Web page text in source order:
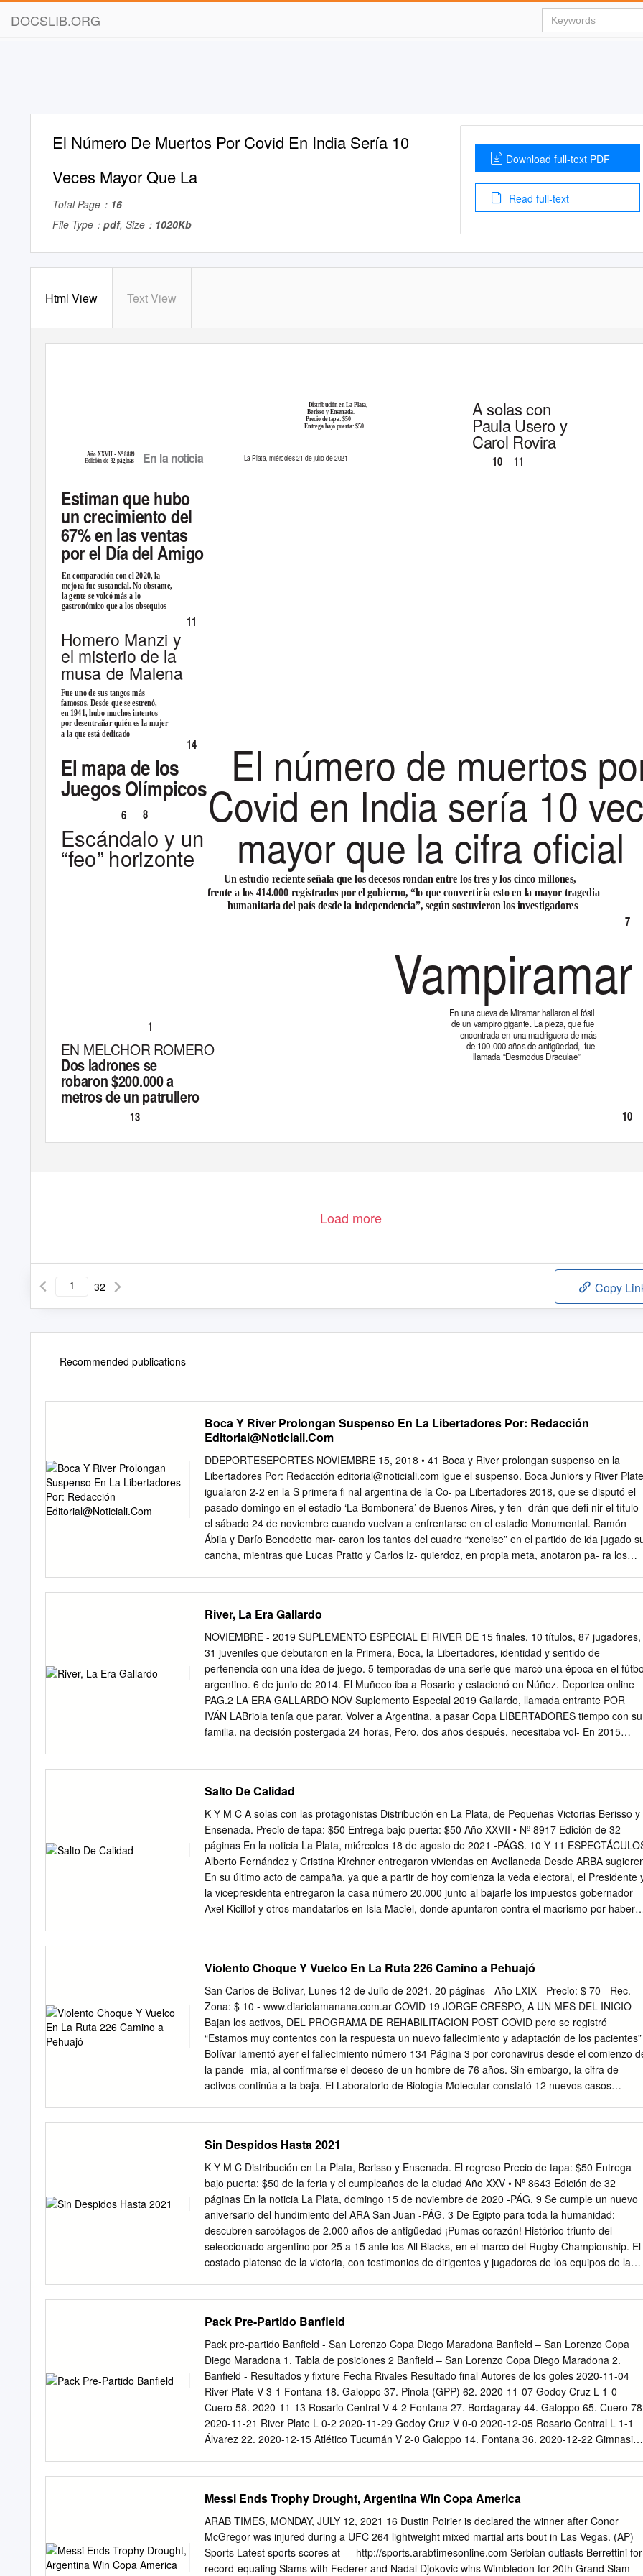
DOCSLIB.ORG
El Número De Muertos Por Covid En India Sería 10
Veces Mayor Que La
Total Page： 16
File Type： pdf, Size： 1020Kb
Download full-text PDF
Read full-text
Html View Text View
Distribución en La Plata,
Berisso y Ensenada.
A solas con
Paula Usero y
Carol Rovira
Precio de tapa: $50
Entrega bajo puerta: $50
Año XXVII • Nº 8889
Edición de 32 páginas La Plata, miércoles 21 de julio de 2021
En la noticia 11
10
Estiman que hubo
un crecimiento del
67% en las ventas
por el Día del Amigo
En comparación con el 2020, la
mejora fue sustancial. No obstante,
la gente se volcó más a lo
gastronómico que a los obsequios
11
14
Homero Manzi y
el misterio de la
musa de Malena
Fue uno de sus tangos más
famosos. Desde que se estrenó,
en 1941, hubo muchos intentos
por desentrañar quién es la mujer
a la que está dedicado
El mapa de los El número de muertos
Covid en India sería 10
mayor que la cifra oficial
Juegos Olímpicos
8
6
Escándalo y un
“feo” horizonte
Un estudio reciente señala que los decesos rondan entre los tres y los cinco millones,
frente a los 414.000 registrados por el gobierno, “lo que convertiría esto en la mayor tragedia
humanitaria del país desde la independencia”, según sostuvieron los investigadores
7
Vampiramar
En una cueva de Miramar hallaron el fósil
de un vampiro gigante. La pieza, que fue
encontrada en una madriguera de más
de 100.000 años de antigüedad, fue
llamada “Desmodus Draculae”
1
EN MELCHOR ROMERO
Dos ladrones se
robaron $200.000 a
metros de un patrullero
10
13
Load more
32 Copy
Recommended publications
Boca Y River Prolongan Suspenso En La Libertadores Por: Redacción
Editorial@Noticiali.Com
DDEPORTESEPORTES NOVIEMBRE 15, 2018 • 41 Boca y River prolongan suspenso en la
Libertadores Por: Redacción editorial@noticiali.com igue el suspenso. Boca Juniors y River Plate
igualaron 2-2 en la S primera fi nal argentina de la Co- pa Libertadores 2018, que se disputó el
pasado domingo en el estadio ‘La Bombonera’ de Buenos Aires, y ten- drán que defi nir el título
el sábado 24 de noviembre cuando vuelvan a enfrentarse en el estadio Monumental. Ramón
Ábila y Darío Benedetto mar- caron los tantos del cuadro “xeneise” en el partido de ida jugado
cancha, mientras que Lucas Pratto y Carlos Iz- quierdoz, en propia meta, anotaron pa- ra los
inicial de River Plate en la primera ﬁ nal entre equipos argentinos jugada en ‘La Bombonera’ de
Buenos Aires. rada del portero Agustín Rossi sobre su ángulo superior izquierdo para desviar
balón le quedó a Ramón Ábila que sacó ángulo superior izquierdo de Armani triunfo cuando
Tevez dejó solo a Be- el balón al tiro de esquina. un furibundo disparo de derecha que y dejar
ventaja a Boca. nedetto frente a la portería, pero una Justamente de ese córner llegó un gol-
desvió el portero Franco Armani pero En el complemento, River apeló al intervención
espectacular de Armani pe de cabeza de Lucas Martínez Quarta cuyo rebote capturó el propio
Ábila pa- valor del juego colectivo para llegar al selló el 2-2 fi nal.
River, La Era Gallardo
NOVIEMBRE - 2019 SUPLEMENTO ESPECIAL El RIVER DE 15 finales, 10 títulos, 87 jugadores,
31 juveniles que debutaron en la Primera, Boca, la Libertadores, identidad y sentido de
pertenencia con una idea de juego. 5 temporadas de una serie que marcó una época en el
argentino. 6 de junio de 2014. El Muñeco iba a Rosario y estacionó en Núñez. Deportea online
PAG.2 LA ERA GALLARDO NOV Suplemento Especial 2019 Gallardo, llamada entrante POR
IVÁN LABriola tenía que parar. Volver a Argentina, a pasar Copa LIBERTADORES tiempo con su
familia. na decisión postergada 24 horas, Pero, dos años después, necesitaba vol- En 2015
proyecto que lo sedujo, por su idea y ida y 3 a 1 en Madrid). En 2019, ante Esos son los detalles
que definieron el buen metodología de trabajo basado en la im- Flamengo en Lima, se le
la presente del que hoy disfruta todo River. portancia de las divisiones juveniles, fue tercera.
Detalles que, de haberse modificado de el de Newell’s Old Boys, que buscaba un alguna mínima
manera, nunca hubieran reemplazante para Alfredo Berti. copa SudaMericaNA unido a Marcelo
Gallardo con la entidad El Muñeco aceptó reunirse el miérco- millonaria.
Salto De Calidad
K Y M C A solas con las protagonistas Distribución en La Plata, de Pequeñas Victorias Berisso y
Ensenada. Precio de tapa: $50 Entrega bajo puerta: $50 Año XXVII • Nº 8917 Edición de 32
páginas En la noticia La Plata, miércoles 18 de agosto de 2021 -PÁGS. 10 Y 11
Alberto Fernández y Cristina Kirchner entregaron viviendas en Avellaneda Desde ARBA
En su último acto de campaña, ya que a partir de hoy comienza la veda electoral, el Presidente
la vicepresidenta entregaron la casa número 20.000 junto al bajarle los impuestos gobernador
Axel Kicillof y otros mandatarios en Isla Maciel, donde apuntaron contra el macrismo por haber
cambio lo que pagan las grandes empresas La Provincia invertirá -PÁG. 2 $5.300 millones en
obras para la ruta 6 Una ciudad sin -PÁG. 4 semáforos y con Más de 2 millones de argentinos
apostaron cables colgando Desde las primeras horas de por el turismo este martes hubo
complicaciones -PÁG. 9 en 7 y 520, en boulevard 84 y diagonal 73, y en 1 y 72, por el mal
Tomás Guido el mejor funcionamiento de los semáforos. amigo de San Martín Además, en 10 y
39 aparecieron cables quemados sueltos Tras conmemorarse el 171° aniversario de su
fallecimiento, -PÁG. 12 el general José de San Martín sigue dando que hablar y lo hará por
mucho tiempo más -PÁG.
Violento Choque Y Vuelco En La Ruta 226 Camino a Pehuajó
San Carlos de Bolívar, Lunes 12 de Julio de 2021. 20 páginas - Año LXIX - Precio: $ 70 - Rec.
Zona: $ 10 - www.diariolamanana.com.ar COVID 19 JORGE CRESPO, A UN MES DEL INICIO
Bajan los activos, DEL PROGRAMA DE REHABILITACION POST COVID pero se registró
“Estamos muy contentos con la respuesta un nuevo fallecimiento y adaptación de los pacientes”
Bolívar lamentó ayer el fallecimiento número 134 Página 3 por coronavirus desde el comienzo
la pande- mia, al confirmarse el deceso de un hombre de 76 años. Sin embargo, la cifra de
activos continúa a la baja. El Laboratorio de Biología Molecular constató 12 nuevos casos
actuales descendió a 214. HONORABLE CONCEJO DELIBERANTE HOY 12.30 HORAS La
Séptima sesión puede ser la última antes de que se sepa quiénes serán candidatos a las
en las PASO AYER, CUANDO ASOMABA LA NOCHE Página 4 Violento choque y vuelco
CÁMARA COMERCIAL E INDUSTRIAL Ofrecerán un nuevo en la ruta 226 camino a Pehuajó
Uno de los involucrados fue localizado recién dos horas después. Había permanecido a unos
400 metros del Workshop digital accidente posiblemente en estado de shock. Fue llevado al
hospital sin lesiones de gravedad. Página 2 FUTBOL – 12ª FECHA de la mano DEL TORNEO
FEDERAL A de Gaby Menta Un tiempo Página 5 EUROCOPA le alcanzó a Olimpo Italia silenció
buscaba in- 19 horas de ayer, a la al- ahora se desconocen, a tensamente al conduc- tura del
kilómetro 412 de una camioneta Fiat Toro tor de uno de los vehí- la Ruta Nacional 226.
Sin Despidos Hasta 2021
K Y M C Distribución en La Plata, Berisso y Ensenada. El regreso Precio de tapa: $50 Entrega
bajo puerta: $50 de la feria y el cumpleaños de la ciudad Año XXV • Nº 8643 Edición de 32
páginas En la noticia La Plata, domingo 15 de noviembre de 2020 -PÁG. 9 Se cumple un nuevo
aniversario del hundimiento del ARA San Juan -PÁG. 3 De Egipto para toda la humanidad:
descubren sarcófagos de 2.000 años de antigüedad ¡Pumas corazón! Histórico triunfo del
seleccionado argentino por 25 a 15 ante los All Blacks, en el marco del Rugby Championship. El
costado platense de la victoria, con testimonios de dirigentes y jugadores de los equipos de la
rayo quebró la festejó River formalidad en la TV para Horror: una mujer de darle inicio a una
nueva Olmos estuvo casi dos forma de producir semanas secuestrada -PÁG. 12 E
SPECTÁCULOS -PÁG. 8 E L CLÁSICO -PÁG. 13 TRAMA URBANA K Y 2 LA PLATA, DOMINGO
15 DE NOVIEMBRE DE 2020 M C El Presupuesto 2021 pone fin al desfinanciamiento Hoy x Hoy
24 educativo de 4 años” Breves con toda la información Nicolás Trotta, ministro de Educación de
la Nación Despliegan fuerzas federales Provincia: se prevé para 2021 un aumento del por una
denuncia de supuesta amenaza terrorista 43% de las transferencias por coparticipación El
Ministerio de Seguridad inició
Pack Pre-Partido Banfield
Pack pre-partido Banfield - San Lorenzo Copa Diego Maradona Banfield – San Lorenzo Copa
Diego Maradona 1. Tabla de posiciones 2 Banfield – San Lorenzo Copa Diego Maradona 2.
Banfield - Resultados y fixture Fecha Rivales Resultado final Autores de los goles 2020-11-04
River Plate V 3-1 Fontana 18. Galoppo 37. Pinola (GPP) 62. 2020-11-07 Godoy Cruz L 1-0
Cuero 58. 2020-11-13 Rosario Central V 4-2 Fontana 27. Bordagaray 44. Galoppo 65. Cuero
2020-11-21 River Plate L 0-2 2020-11-29 Godoy Cruz V 0-0 2020-12-05 Rosario Central L 1-1
Álvarez 22. 2020-12-15 Atlético Tucumán V 2-0 Galoppo 14. Fontana 36. 2020-12-22 Gimnasia
05 Talleres de Córdoba - Banfield 3-2 (2-1) Formación Titular Banco de suplentes 9 27 F.
Altamirano A. 4 R. Arciero Fontana 5 N. Linares 80' 10 J. Dátolo 11 A. Urzi 63' 86' 7 17 19 A.
Sosa F. 18 21 M. 22 J. Álvarez 86' Bordagaray G. M. Cuero 23 J. Gutiérrez 80' 63' Galoppo
Payero 24 L. Gómez 80' 68' 25 A. Cabrera 29 L. Pons 80' 30 31 M. Asenjo J. Rodríguez Goles
0 (4.) F.
Messi Ends Trophy Drought, Argentina Win Copa America
ARAB TIMES, MONDAY, JULY 12, 2021 16 Dustin Poirier is declared the winner after Conor
McGregor was injured during a UFC 264 lightweight mixed martial arts bout in Las Vegas. (AP)
Sports Latest sports scores at — http://sports.arabtimesonline.com Serbian outlasts Berrettini for
record-equaling Slams with Federer and Nadal Djokovic wins Wimbledon for 20th Grand Slam